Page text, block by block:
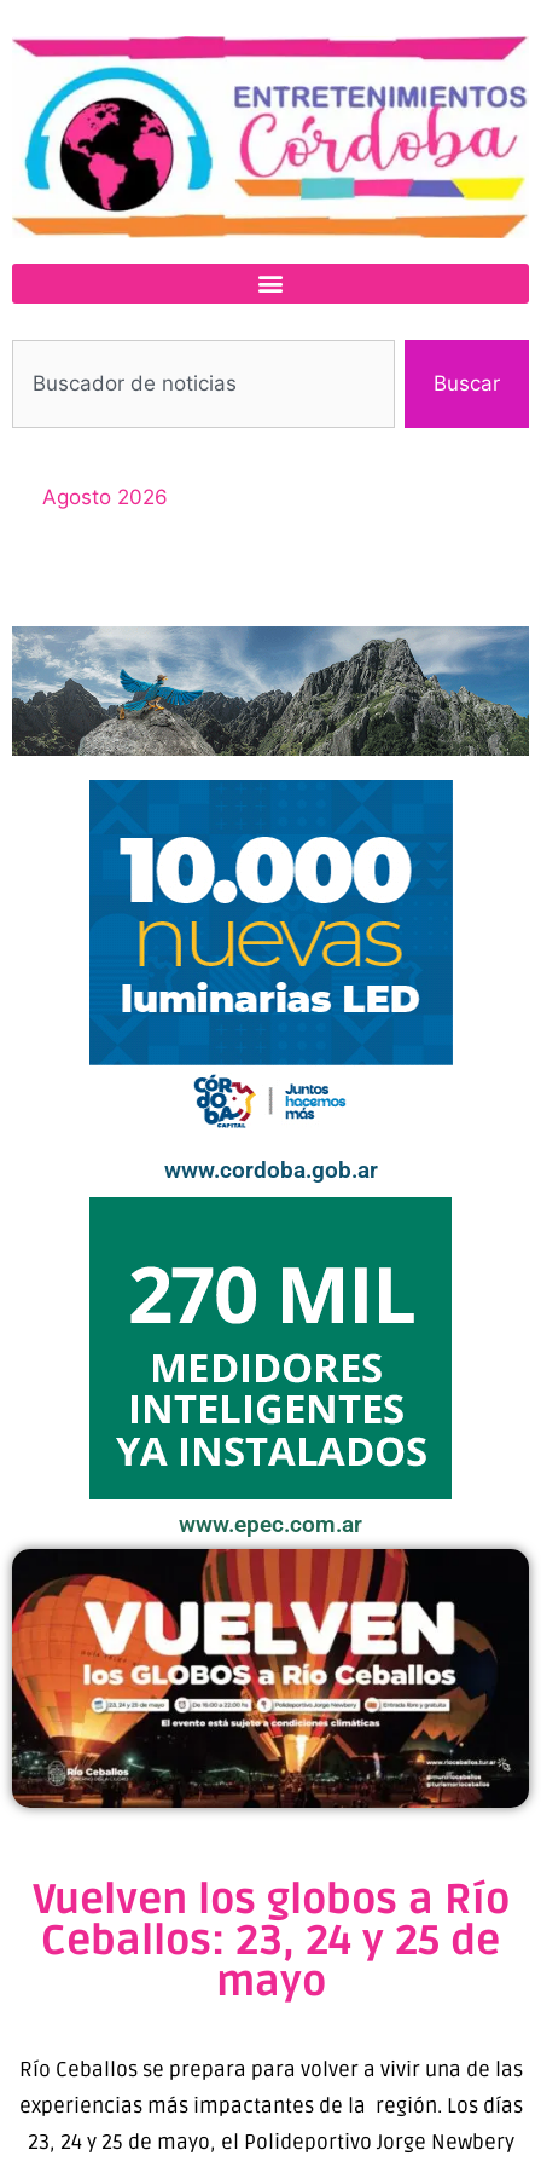
Buscar
Agosto 2026
www.cordoba.gob.ar
www.epec.com.ar
Vuelven los globos a Río
Ceballos: 23, 24 y 25 de
mayo
Río Ceballos se prepara para volver a vivir una de las
experiencias más impactantes de la región. Los días
23, 24 y 25 de mayo, el Polideportivo Jorge Newbery